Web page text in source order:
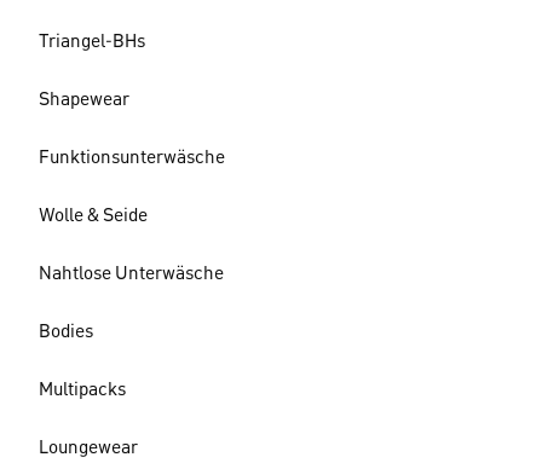
Triangel-BHs
Shapewear
Funktionsunterwäsche
Wolle & Seide
Nahtlose Unterwäsche
Bodies
Multipacks
Loungewear